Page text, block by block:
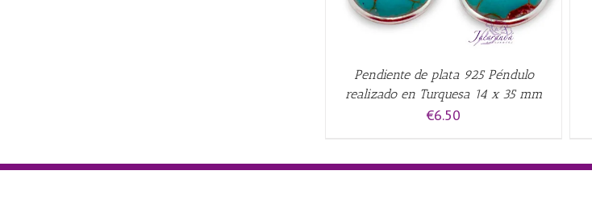
Pendiente de plata 925 Péndulo
realizado en Turquesa 14 x 35 mm
€6.50